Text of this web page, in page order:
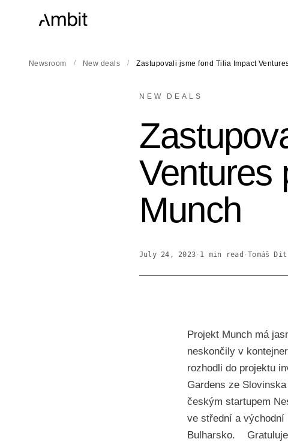
Newsroom / New deals / Zastupovali jsme fond Tilia Impact
NEW DEALS
Ventures
Munch
July 24, 2023 · 1 min read ·Tomáš
Projekt Munch má
neskončily v
rozhodli do projektu
Gardens ze
českým startupem
ve střední a východní
Bulharsko.